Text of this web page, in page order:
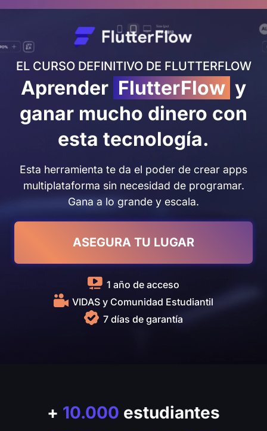
EL CURSO DEFINITIVO DE FLUTTERFLOW
Aprender FlutterFlow y
ganar mucho dinero con
esta tecnología.
Esta herramienta te da el poder de crear apps
multiplataforma sin necesidad de programar.
Gana a lo grande y escala.
ASEGURA TU LUGAR
1 año de acceso
VIDAS y Comunidad Estudiantil
7 días de garantía
+ 10.000 estudiantes